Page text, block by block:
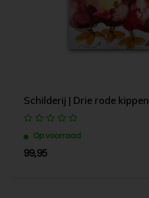
Schilderij | Drie rode kippen
Op voorraad
99,95